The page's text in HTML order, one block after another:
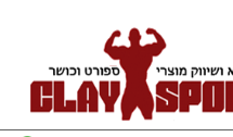
נגישות